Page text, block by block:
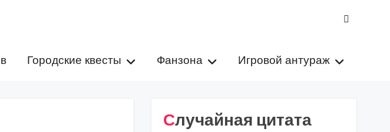
Городские квесты Фанзона Игровой антураж
Случайная цитата